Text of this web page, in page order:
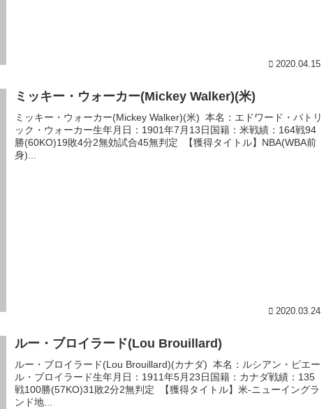
2020.04.15
ミッキー・ウォーカー(Mickey Walker)(米)
ミッキー・ウォーカー(Mickey Walker)(米) 本名：エドワード・パトリ
ック・ウォーカー生年月日：1901年7月13日国籍：米戦績：164戦94
勝(60KO)19敗4分2無効試合45無判定 【獲得タイトル】NBA(WBA前
身)...
2020.03.24
ルー・ブロイラード(Lou Brouillard)
ルー・ブロイラード(Lou Brouillard)(カナダ) 本名：ルシアン・ピエー
ル・ブロイラード生年月日：1911年5月23日国籍：カナダ戦績：135
戦100勝(57KO)31敗2分2無判定 【獲得タイトル】米-ニューイングラ
ンド地...